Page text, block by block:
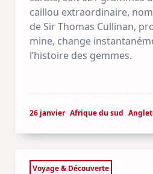
caillou extraordinaire,
de Sir Thomas Cullinan,
mine, change
l’histoire des gemmes.
26 janvier Afrique du sud
Voyage & Découverte